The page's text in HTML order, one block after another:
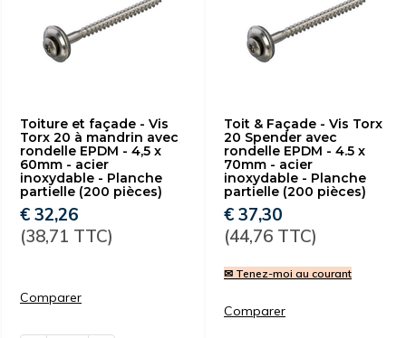
Toiture et façade - Vis
Torx 20 à mandrin avec
rondelle EPDM - 4,5 x
60mm - acier
inoxydable - Planche
partielle (200 pièces)
€ 32,26
(38,71 TTC)
Comparer
Toit & Façade - Vis Torx
20 Spender avec
rondelle EPDM - 4.5 x
70mm - acier
inoxydable - Planche
partielle (200 pièces)
€ 37,30
(44,76 TTC)
✉ Tenez-moi au courant
Comparer